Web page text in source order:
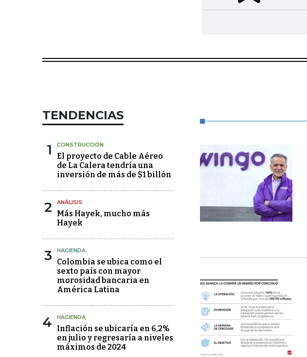
TENDENCIAS
1 CONSTRUCCIÓN
El proyecto de Cable Aéreo
de La Calera tendría una
inversión de más de $1 billón
2 ANÁLISIS
Más Hayek, mucho más
Hayek
3 HACIENDA
Colombia se ubica como el
sexto país con mayor
morosidad bancaria en
América Latina
4 HACIENDA
Inflación se ubicaría en 6,2%
en julio y regresaría a niveles
máximos de 2024